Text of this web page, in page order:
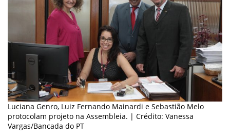
Luciana Genro, Luiz Fernando Mainardi e Sebastião Melo
protocolam projeto na Assembleia. | Crédito: Vanessa
Vargas/Bancada do PT